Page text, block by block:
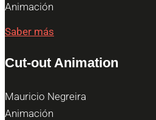
Animación
Saber más
Cut-out Animation
Mauricio Negreira
Animación